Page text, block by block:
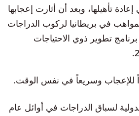
تأهيلها، وبعد أن أثارت إعجابها
في بريطانيا لركوب الدراجات
برنامج تطوير ذوي الاحتياجات
للإعجاب وسريعاً في نفس الوقت.
لسباق الدراجات في أوائل عام